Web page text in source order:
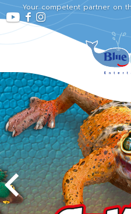
Your competent partner on